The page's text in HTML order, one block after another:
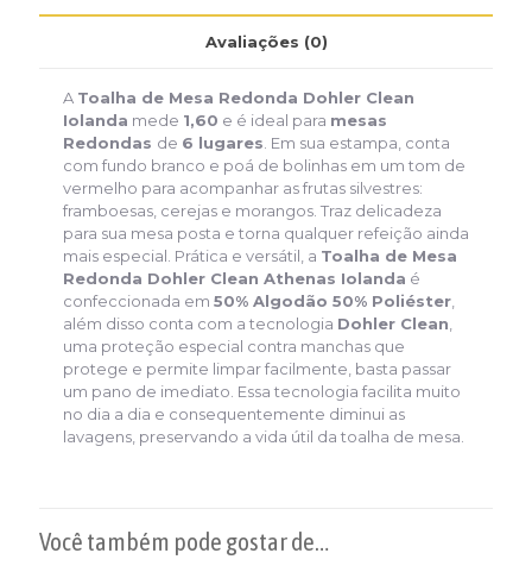
Avaliações (0)
A Toalha de Mesa Redonda Dohler Clean
Iolanda mede 1,60 e é ideal para mesas
Redondas de 6 lugares . Em sua estampa, conta
com fundo branco e poá de bolinhas em um tom de
vermelho para acompanhar as frutas silvestres:
framboesas, cerejas e morangos. Traz delicadeza
para sua mesa posta e torna qualquer refeição ainda
mais especial. Prática e versátil, a Toalha de Mesa
Redonda Dohler Clean Athenas Iolanda é
confeccionada em 50% Algodão 50% Poliéster
além disso conta com a tecnologia Dohler Clean
uma proteção especial contra manchas que
protege e permite limpar facilmente, basta passar
um pano de imediato. Essa tecnologia facilita muito
no dia a dia e consequentemente diminui as
lavagens, preservando a vida útil da toalha de mesa.
Você também pode gostar de…